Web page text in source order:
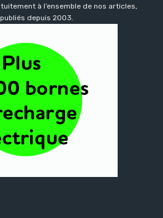
à l’ensemble de nos articles,
depuis 2003.